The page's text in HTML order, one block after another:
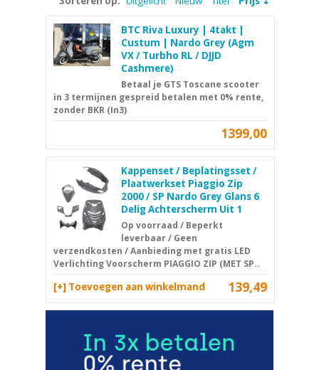
BTC Riva Luxury | 4takt |
Custum | Nardo Grey (Agm
VX / Turbho RL / DJJD
Cashmere)
Betaal je GTS Toscane scooter
in 3 termijnen gespreid betalen met 0% rente,
zonder BKR (In3)
1399,00
Kappenset / Beplatingsset /
Plaatwerkset Piaggio Zip
2000 / SP Nardo Grey Glans 6
Delig Achterscherm Uit 1
Op voorraad / Beperkt
leverbaar / Geen
verzendkosten / Aanbieding met gratis LED
Verlichting Voorscherm PIAGGIO ZIP (MET SP..
139,49
[+] Toevoegen aan winkelmand